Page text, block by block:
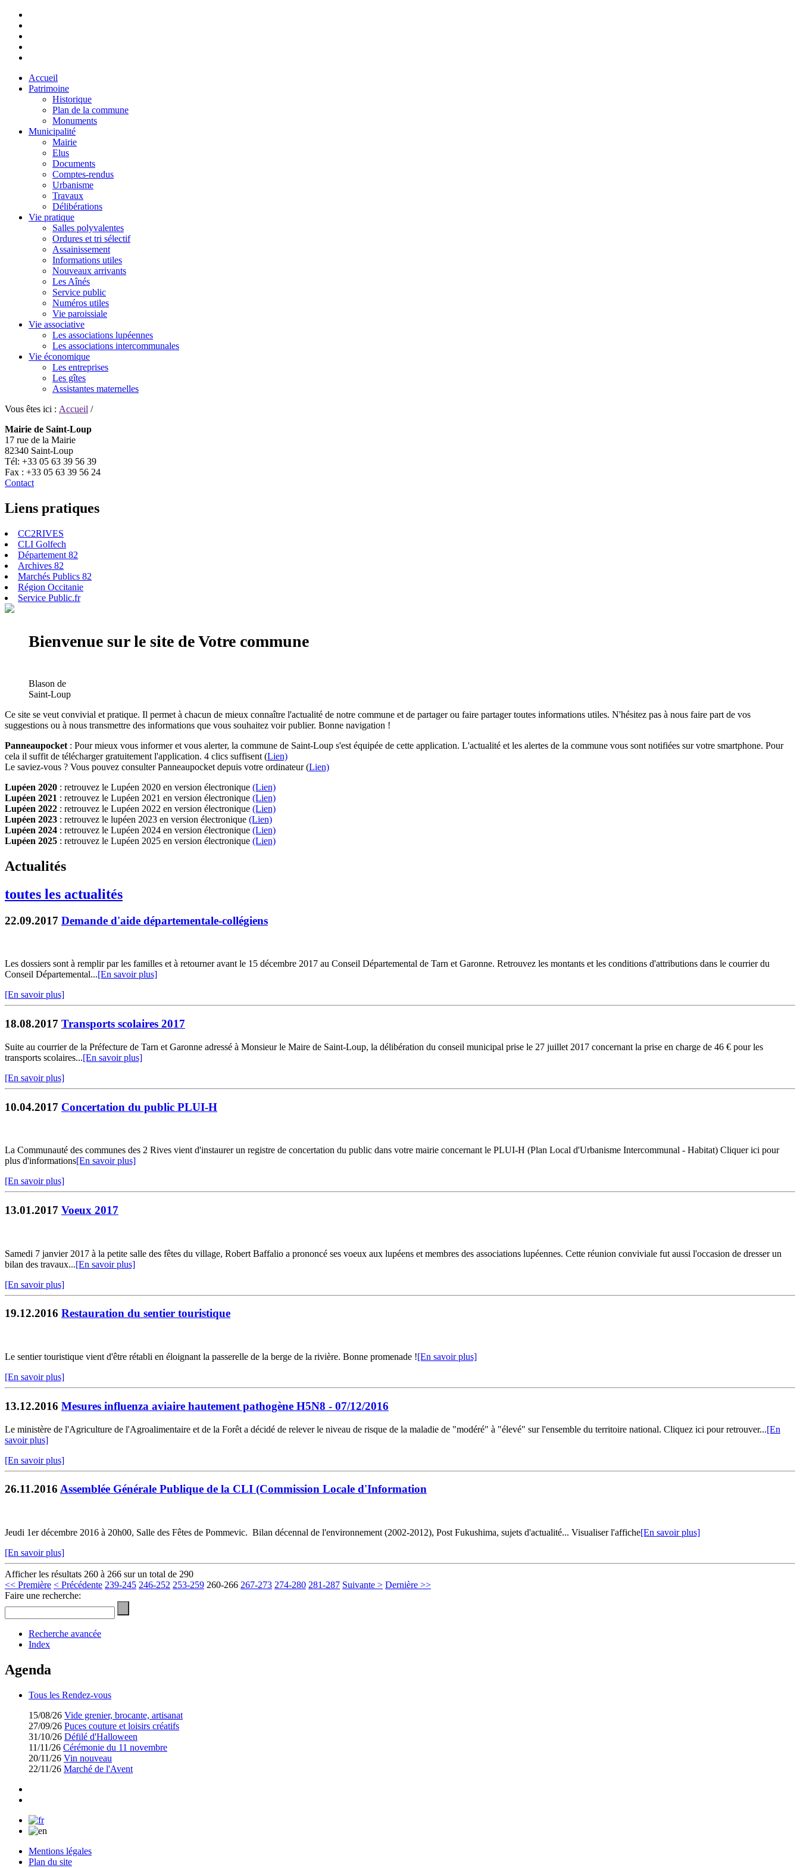
Accueil
Patrimoine
Historique
Plan de la commune
Monuments
Municipalité
Mairie
Elus
Documents
Comptes-rendus
Urbanisme
Travaux
Délibérations
Vie pratique
Salles polyvalentes
Ordures et tri sélectif
Assainissement
Informations utiles
Nouveaux arrivants
Les Aînés
Service public
Numéros utiles
Vie paroissiale
Vie associative
Les associations lupéennes
Les associations intercommunales
Vie économique
Les entreprises
Les gîtes
Assistantes maternelles
Vous êtes ici : Accueil /
Mairie de Saint-Loup
17 rue de la Mairie
82340 Saint-Loup
Tél: +33 05 63 39 56 39
Fax : +33 05 63 39 56 24
Contact
Liens pratiques
CC2RIVES
CLI Golfech
Département 82
Archives 82
Marchés Publics 82
Région Occitanie
Service Public.fr
Bienvenue sur le site de Votre commune
Blason de
Saint-Loup
Ce site se veut convivial et pratique. Il permet à chacun de mieux connaître l'actualité de notre commune et de partager ou faire partager toutes informations utiles. N'hésitez pas à nous faire part de vos
suggestions ou à nous transmettre des informations que vous souhaitez voir publier. Bonne navigation !
Panneaupocket : Pour mieux vous informer et vous alerter, la commune de Saint-Loup s'est équipée de cette application. L'actualité et les alertes de la commune vous sont notifiées sur votre smartphone. Pour
cela il suffit de télécharger gratuitement l'application. 4 clics suffisent (Lien)
Le saviez-vous ? Vous pouvez consulter Panneaupocket depuis votre ordinateur (Lien)
Lupéen 2020 : retrouvez le Lupéen 2020 en version électronique (Lien)
Lupéen 2021 : retrouvez le Lupéen 2021 en version électronique (Lien)
Lupéen 2022 : retrouvez le Lupéen 2022 en version électronique (Lien)
Lupéen 2023 : retrouvez le lupéen 2023 en version électronique (Lien)
Lupéen 2024 : retrouvez le Lupéen 2024 en version électronique (Lien)
Lupéen 2025 : retrouvez le Lupéen 2025 en version électronique (Lien)
Actualités
toutes les actualités
22.09.2017 Demande d'aide départementale-collégiens
Les dossiers sont à remplir par les familles et à retourner avant le 15 décembre 2017 au Conseil Départemental de Tarn et Garonne. Retrouvez les montants et les conditions d'attributions dans le courrier du
Conseil Départemental...[En savoir plus]
[En savoir plus]
18.08.2017 Transports scolaires 2017
Suite au courrier de la Préfecture de Tarn et Garonne adressé à Monsieur le Maire de Saint-Loup, la délibération du conseil municipal prise le 27 juillet 2017 concernant la prise en charge de 46 € pour les
transports scolaires...[En savoir plus]
[En savoir plus]
10.04.2017 Concertation du public PLUI-H
La Communauté des communes des 2 Rives vient d'instaurer un registre de concertation du public dans votre mairie concernant le PLUI-H (Plan Local d'Urbanisme Intercommunal - Habitat) Cliquer ici pour
plus d'informations[En savoir plus]
[En savoir plus]
13.01.2017 Voeux 2017
Samedi 7 janvier 2017 à la petite salle des fêtes du village, Robert Baffalio a prononcé ses voeux aux lupéens et membres des associations lupéennes. Cette réunion conviviale fut aussi l'occasion de dresser un
bilan des travaux...[En savoir plus]
[En savoir plus]
19.12.2016 Restauration du sentier touristique
Le sentier touristique vient d'être rétabli en éloignant la passerelle de la berge de la rivière. Bonne promenade ![En savoir plus]
[En savoir plus]
13.12.2016 Mesures influenza aviaire hautement pathogène H5N8 - 07/12/2016
Le ministère de l'Agriculture de l'Agroalimentaire et de la Forêt a décidé de relever le niveau de risque de la maladie de "modéré" à "élevé" sur l'ensemble du territoire national. Cliquez ici pour retrouver...[En
savoir plus]
[En savoir plus]
26.11.2016 Assemblée Générale Publique de la CLI (Commission Locale d'Information
Jeudi 1er décembre 2016 à 20h00, Salle des Fêtes de Pommevic. Bilan décennal de l'environnement (2002-2012), Post Fukushima, sujets d'actualité... Visualiser l'affiche[En savoir plus]
[En savoir plus]
Afficher les résultats 260 à 266 sur un total de 290
<< Première < Précédente 239-245 246-252 253-259 260-266 267-273 274-280 281-287 Suivante > Dernière >>
Faire une recherche:
Recherche avancée
Index
Agenda
Tous les Rendez-vous
15/08/26 Vide grenier, brocante, artisanat
27/09/26 Puces couture et loisirs créatifs
31/10/26 Défilé d'Halloween
11/11/26 Cérémonie du 11 novembre
20/11/26 Vin nouveau
22/11/26 Marché de l'Avent
Mentions légales
Plan du site